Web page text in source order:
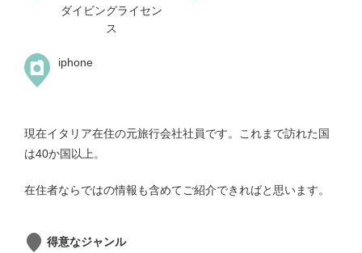
ダイビングライセン
ス
iphone
現在イタリア在住の元旅行会社社員です。これまで訪れた国
は40か国以上。
在住者ならではの情報も含めてご紹介できればと思います。
得意なジャンル